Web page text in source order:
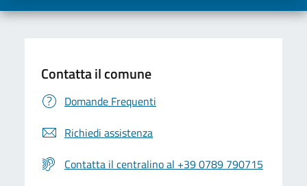
Contatta il comune
Domande Frequenti
Richiedi assistenza
Contatta il centralino al +39 0789 790715